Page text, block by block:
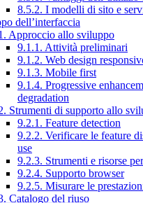
8.5.2. I modelli di sito e
dell’interfaccia
Approccio allo sviluppo
9.1.1. Attività preliminari
9.1.2. Web design
9.1.3. Mobile first
9.1.4. Progressive
degradation
Strumenti di supporto allo
9.2.1. Feature detection
9.2.2. Verificare le feature
use
9.2.3. Strumenti e risorse
9.2.4. Supporto browser
9.2.5. Misurare le
Catalogo del riuso